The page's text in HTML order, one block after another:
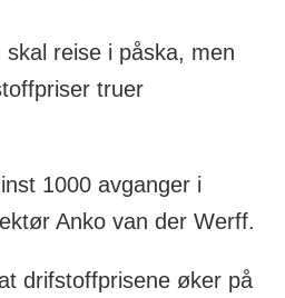
reise i påska, men
truer
1000 avganger i
Anko van der Werff.
drifstoffprisene øker på